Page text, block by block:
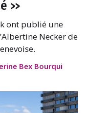
»
ont publié une
Necker de
Bex Bourqui